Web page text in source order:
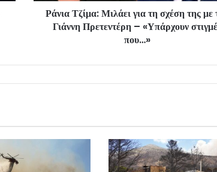
Ράνια Τζίμα: Μιλάει για τη σχέση της με
Γιάννη Πρετεντέρη – «Υπάρχουν
που…»